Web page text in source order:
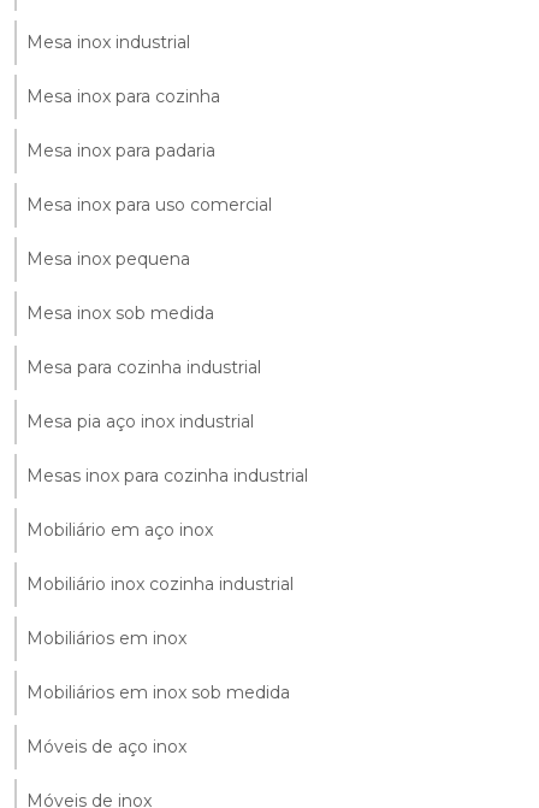
Mesa inox industrial
Mesa inox para cozinha
Mesa inox para padaria
Mesa inox para uso comercial
Mesa inox pequena
Mesa inox sob medida
Mesa para cozinha industrial
Mesa pia aço inox industrial
Mesas inox para cozinha industrial
Mobiliário em aço inox
Mobiliário inox cozinha industrial
Mobiliários em inox
Mobiliários em inox sob medida
Móveis de aço inox
Móveis de inox